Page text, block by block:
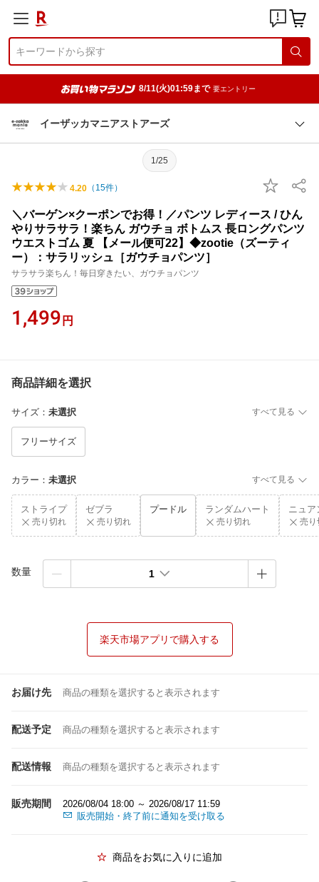
8/11(火)01:59まで 要エントリー
イーザッカマニアストアーズ
1/25
4.20 （ 15件）
＼バーゲン×クーポンでお得！／パンツ レディース / ひん
やりサラサラ！楽ちん ガウチョ ボトムス 長ロングパンツ
ウエストゴム 夏 【メール便可22】◆zootie（ズーティ
ー）：サラリッシュ［ガウチョパンツ］
サラサラ楽ちん！毎日穿きたい、ガウチョパンツ
1,499 円
商品詳細を選択
サイズ ： 未選択 すべて見る
フリーサイズ
カラー ： 未選択 すべて見る
ストライプ
売り切れ
ゼブラ
売り切れ
プードル ランダムハート
売り切れ
ニュア
売り
数量 1
楽天市場アプリで購入する
お届け先 商品の種類を選択すると表示されます
配送予定 商品の種類を選択すると表示されます
配送情報 商品の種類を選択すると表示されます
販売期間
2026/08/04 18:00 ～ 2026/08/17 11:59
販売開始・終了前に通知を受け取る
商品をお気に入りに追加